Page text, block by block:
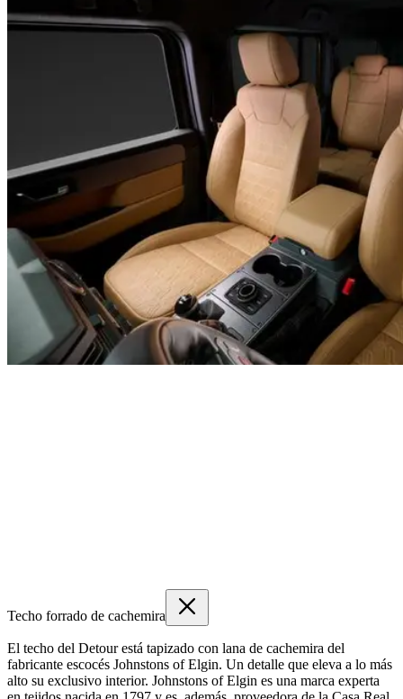
Techo forrado de cachemira
El techo del Detour está tapizado con lana de cachemira del
fabricante escocés Johnstons of Elgin. Un detalle que eleva a lo más
alto su exclusivo interior. Johnstons of Elgin es una marca experta